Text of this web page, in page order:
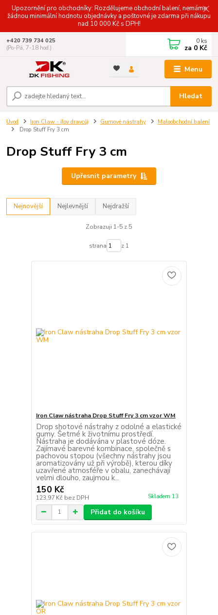
Upozornění pro obchodníky: Rozdělujeme obchodní balení, nemáme
žádnou minimální hodnotu objednávky a poštovné je zdarma při nákupu
nad 10 000 Kč s DPH!
Menu
Hledat
+420 739 734 025
(Po-Pá, 7-18 hod.)
0 ks
za 0 Kč
Úvod Iron Claw - (lov dravců) Gumové nástrahy
Maloobchodní balení
Drop Stuff Fry 3 cm
Drop Stuff Fry 3 cm
Upřesnit parametry
Nejnovější Nejlevnější Nejdražší
Zobrazuji 1-5 z 5
strana z 1
Iron Claw nástraha Drop Stuff Fry 3 cm vzor WM
Drop shotové nástrahy z odolné a elastické
gumy. Šetrné k životnímu prostředí.
Nástraha je dodávána v plastové dóze.
Zajímavé barevné kombinace, společně s
pachovou stopou (všechny nástrahy jsou
aromatizovány už při výrobě), kterou díky
uzavřené atmosféře v obalu, zanechávají
velmi dlouho, zaujmou k...
150 Kč
123,97 Kč bez DPH Skladem 13
Přidat do košíku